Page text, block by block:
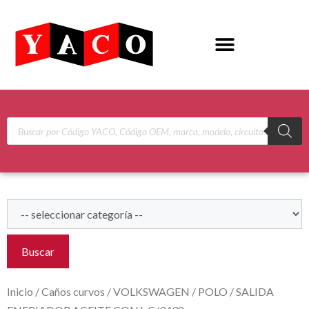
Buscar
Inicio /Caños curvos /VOLKSWAGEN / POLO / SALIDA